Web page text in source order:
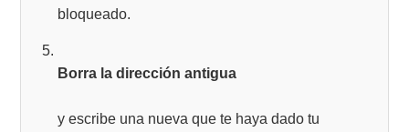
bloqueado.
Borra la dirección antigua
y escribe una nueva que te haya dado tu